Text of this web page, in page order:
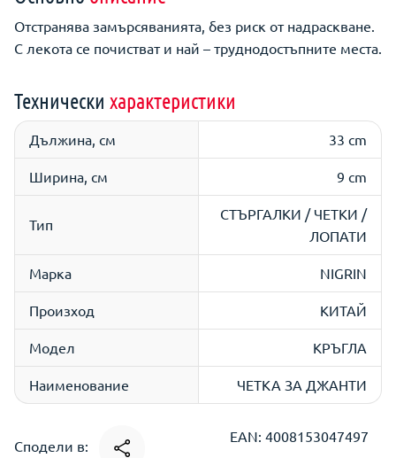
Отстранява замърсяванията, без риск от надраскване.
С лекота се почистват и най – труднодостъпните места.
Технически характеристики
Дължина, см 33 cm
Ширина, см 9 cm
Тип
СТЪРГАЛКИ / ЧЕТКИ /
ЛОПАТИ
Марка NIGRIN
Произход КИТАЙ
Модел КРЪГЛА
Наименование ЧЕТКА ЗА ДЖАНТИ
Сподели в:
EAN: 4008153047497